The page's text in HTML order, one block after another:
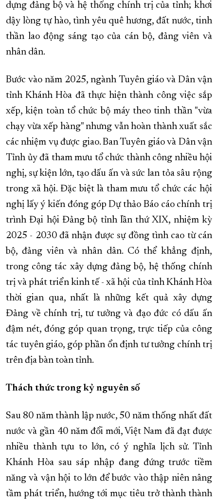
dựng đảng bộ và hệ thống chính trị của tỉnh; khơi
dậy lòng tự hào, tình yêu quê hương, đất nước, tinh
thần lao động sáng tạo của cán bộ, đảng viên và
nhân dân.
Bước vào năm 2025, ngành Tuyên giáo và Dân vận
tỉnh Khánh Hòa đã thực hiện thành công việc sắp
xếp, kiện toàn tổ chức bộ máy theo tinh thần "vừa
chạy vừa xếp hàng" nhưng vẫn hoàn thành xuất sắc
các nhiệm vụ được giao. Ban Tuyên giáo và Dân vận
Tỉnh ủy đã tham mưu tổ chức thành công nhiều hội
nghị, sự kiện lớn, tạo dấu ấn và sức lan tỏa sâu rộng
trong xã hội. Đặc biệt là tham mưu tổ chức các hội
nghị lấy ý kiến đóng góp Dự thảo Báo cáo chính trị
trình Đại hội Đảng bộ tỉnh lần thứ XIX, nhiệm kỳ
2025 - 2030 đã nhận được sự đồng tình cao từ cán
bộ, đảng viên và nhân dân. Có thể khẳng định,
trong công tác xây dựng đảng bộ, hệ thống chính
trị và phát triển kinh tế - xã hội của tỉnh Khánh Hòa
thời gian qua, nhất là những kết quả xây dựng
Đảng về chính trị, tư tưởng và đạo đức có dấu ấn
đậm nét, đóng góp quan trọng, trực tiếp của công
tác tuyên giáo, góp phần ổn định tư tưởng chính trị
trên địa bàn toàn tỉnh.
Thách thức trong kỷ nguyên số
Sau 80 năm thành lập nước, 50 năm thống nhất đất
nước và gần 40 năm đổi mới, Việt Nam đã đạt được
nhiều thành tựu to lớn, có ý nghĩa lịch sử. Tỉnh
Khánh Hòa sau sáp nhập đang đứng trước tiềm
năng và vận hội to lớn để bước vào thập niên nâng
tầm phát triển, hướng tới mục tiêu trở thành thành